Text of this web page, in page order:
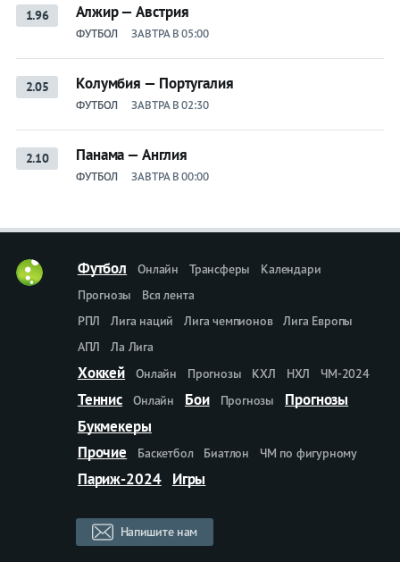
1.96 Алжир — Австрия
ФУТБОЛ ЗАВТРА В 05:00
2.05 Колумбия — Португалия
ФУТБОЛ ЗАВТРА В 02:30
2.10 Панама — Англия
ФУТБОЛ ЗАВТРА В 00:00
Футбол Онлайн Трансферы
Календари
Прогнозы
Вся лента
РПЛ
Лига наций Лига чемпионов
Лига Европы
АПЛ
Ла Лига
Хоккей Онлайн Прогнозы КХЛ НХЛ ЧМ-2024
Теннис Онлайн Бои Прогнозы
Прогнозы
Букмекеры
Прочие
Баскетбол Биатлон ЧМ по фигурному
Париж-2024 Игры
Напишите нам